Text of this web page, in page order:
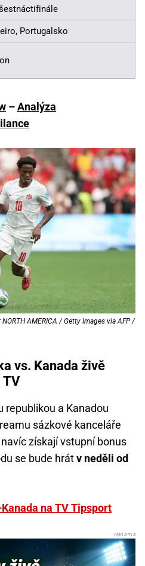
Portugalsko
–Analýza
AMERICA / Getty Images via AFP /
vs. Kanada živě
TV
republikou a Kanadou
sázkové kanceláře
získají vstupní bonus
se bude hrátv neděli od
na TV Tipsport